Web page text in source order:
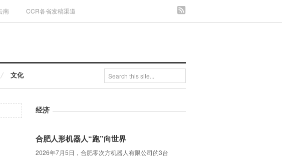
南 CCR各省发稿渠道
文化
经济
合肥人形机器人“跑”向世界
2026年7月5日，合肥零次方机器人有限公司的3台